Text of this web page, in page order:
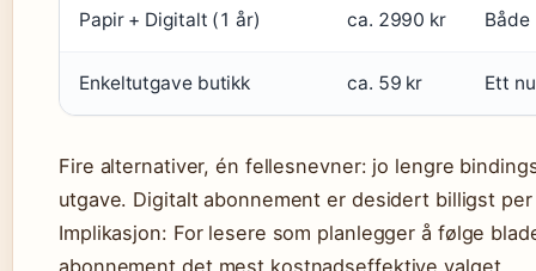
Papir + Digitalt (1 år) ca. 2990 kr
Enkeltutgave butikk ca. 59 kr Ett
Fire alternativer, én fellesnevner: jo lengre
utgave. Digitalt abonnement er desidert billigst per
Implikasjon: For lesere som planlegger å følge
abonnement det mest kostnadseffektive valget.